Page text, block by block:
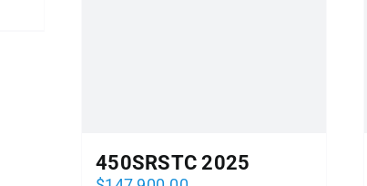
450SRSTC 2025